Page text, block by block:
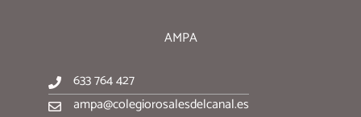
AMPA
633 764 427
ampa@colegiorosalesdelcanal.es